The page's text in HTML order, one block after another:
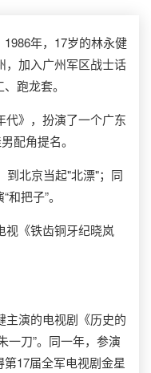
年，17岁的林永健
，加入广州军区战士话
跑龙套。
代》，扮演了一个广东
配角提名。
到北京当起"北漂"；同
把子”。
视《铁齿铜牙纪晓岚
主演的电视剧《历史的
一刀”。同一年，参演
第17届全军电视剧金星